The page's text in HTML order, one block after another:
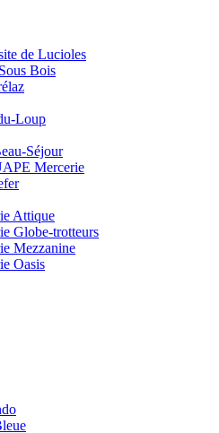
de Lucioles
Bois
Loup
Séjour
Mercerie
Attique
Globe-trotteurs
Mezzanine
Oasis